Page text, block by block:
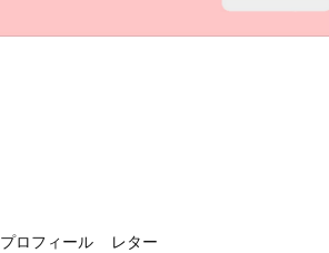
プロフィール レター